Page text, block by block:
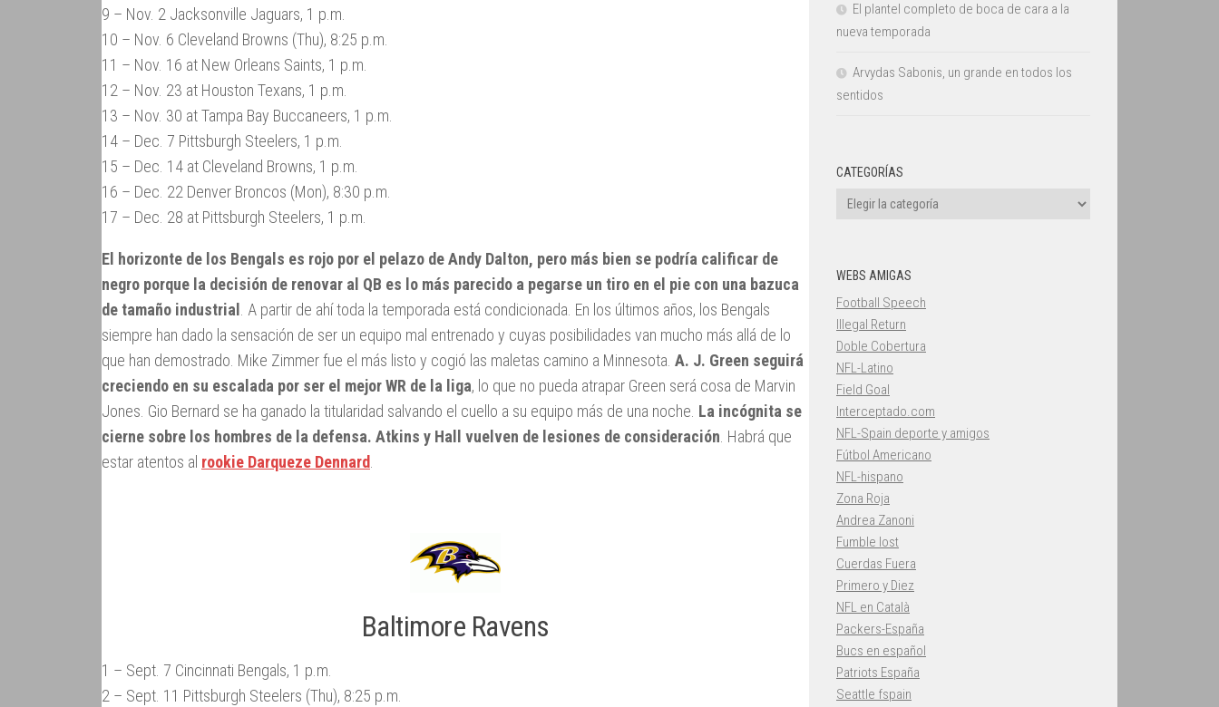
9 – Nov. 2 Jacksonville Jaguars, 1 p.m.
10 – Nov. 6 Cleveland Browns (Thu), 8:25 p.m.
11 – Nov. 16 at New Orleans Saints, 1 p.m.
12 – Nov. 23 at Houston Texans, 1 p.m.
13 – Nov. 30 at Tampa Bay Buccaneers, 1 p.m.
14 – Dec. 7 Pittsburgh Steelers, 1 p.m.
15 – Dec. 14 at Cleveland Browns, 1 p.m.
16 – Dec. 22 Denver Broncos (Mon), 8:30 p.m.
17 – Dec. 28 at Pittsburgh Steelers, 1 p.m.
El horizonte de los Bengals es rojo por el pelazo de Andy Dalton, pero más bien se podría calificar de
negro porque la decisión de renovar al QB es lo más parecido a pegarse un tiro en el pie con una bazuca
de tamaño industrial . A partir de ahí toda la temporada está condicionada. En los últimos años, los Bengals
siempre han dado la sensación de ser un equipo mal entrenado y cuyas posibilidades van mucho más allá de lo
que han demostrado. Mike Zimmer fue el más listo y cogió las maletas camino a Minnesota. A. J. Green seguirá
creciendo en su escalada por ser el mejor WR de la liga, lo que no pueda atrapar Green será cosa de Marvin
Jones. Gio Bernard se ha ganado la titularidad salvando el cuello a su equipo más de una noche. La incógnita se
cierne sobre los hombres de la defensa. Atkins y Hall vuelven de lesiones de consideración . Habrá que
estar atentos al rookie Darqueze Dennard
Baltimore Ravens
1 – Sept. 7 Cincinnati Bengals, 1 p.m.
2 – Sept. 11 Pittsburgh Steelers (Thu), 8:25 p.m.
El plantel completo de boca de cara a la
nueva temporada
Arvydas Sabonis, un grande en todos los
sentidos
CATEGORÍAS
Categorías
WEBS AMIGAS
Football Speech
Illegal Return
Doble Cobertura
NFL-Latino
Field Goal
Interceptado.com
NFL-Spain deporte y amigos
Fútbol Americano
NFL-hispano
Zona Roja
Andrea Zanoni
Fumble lost
Cuerdas Fuera
Primero y Diez
NFL en Català
Packers-España
Bucs en español
Patriots España
Seattle fspain